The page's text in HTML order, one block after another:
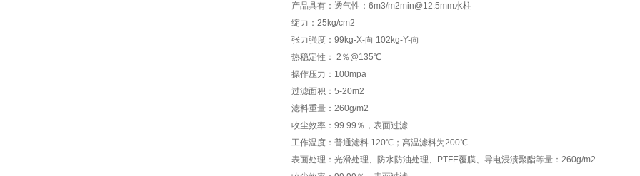
产品具有：透气性：6m3/m2min@12.5mm水柱
绽力：25kg/cm2
张力强度：99kg-X-向 102kg-Y-向
热稳定性： 2％@135℃
操作压力：100mpa
过滤面积：5-20m2
滤料重量：260g/m2
收尘效率：99.99％，表面过滤
工作温度：普通滤料 120℃；高温滤料为200℃
表面处理：光滑处理、防水防油处理、PTFE覆膜、导电浸渍聚酯等量：260g/m2